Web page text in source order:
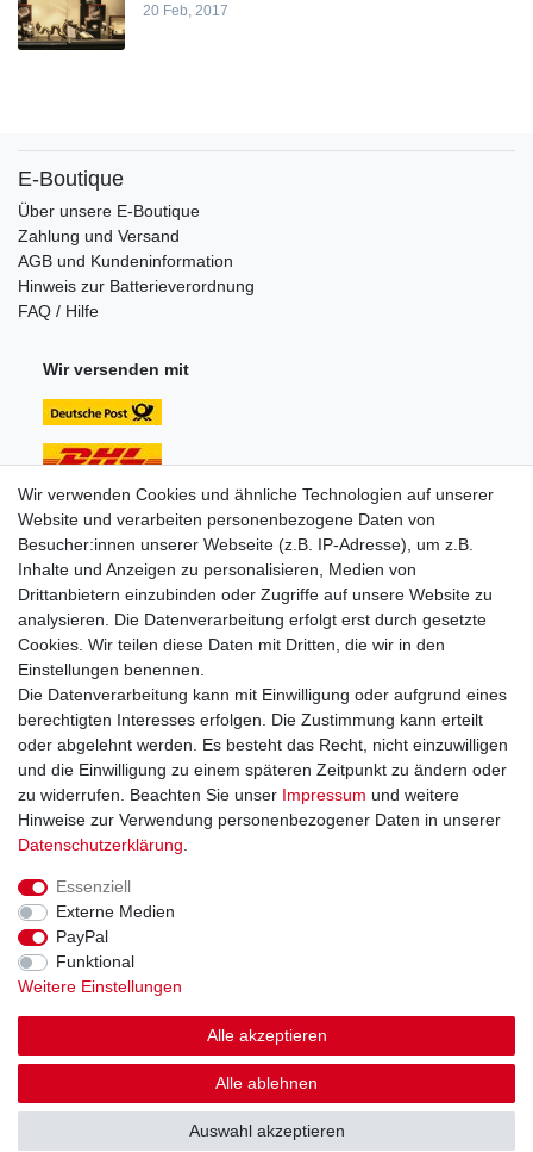
20 Feb, 2017
E-Boutique
Über unsere E-Boutique
Zahlung und Versand
AGB und Kundeninformation
Hinweis zur Batterieverordnung
FAQ / Hilfe
Wir versenden mit
Unsere Zahlungsarten:
Sie erreichen uns unter:
+49 (0)681 5846576
Montag bis Freitag
9.00 - 16.00 Uhr
Impressum
Widerrufs­recht
Wir verwenden Cookies und ähnliche Technologien auf unserer
Website und verarbeiten personenbezogene Daten von
Besucher:innen unserer Webseite (z.B. IP-Adresse), um z.B.
Inhalte und Anzeigen zu personalisieren, Medien von
Drittanbietern einzubinden oder Zugriffe auf unsere Website zu
analysieren. Die Datenverarbeitung erfolgt erst durch gesetzte
Cookies. Wir teilen diese Daten mit Dritten, die wir in den
Einstellungen benennen.
Die Datenverarbeitung kann mit Einwilligung oder aufgrund eines
berechtigten Interesses erfolgen. Die Zustimmung kann erteilt
oder abgelehnt werden. Es besteht das Recht, nicht einzuwilligen
und die Einwilligung zu einem späteren Zeitpunkt zu ändern oder
zu widerrufen. Beachten Sie unser Impressum und weitere
Hinweise zur Verwendung personenbezogener Daten in unserer
Daten­schutz­erklärung
Essenziell
Externe Medien
PayPal
Funktional
Weitere Einstellungen
Alle akzeptieren
Alle ablehnen
Auswahl akzeptieren